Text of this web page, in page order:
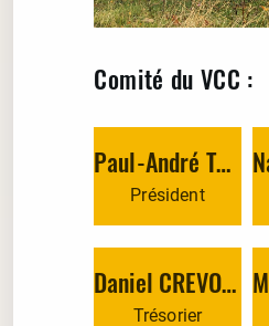
Comité du VCC :
Paul-André Tendon
Président
Daniel CREVOISIER
Trésorier